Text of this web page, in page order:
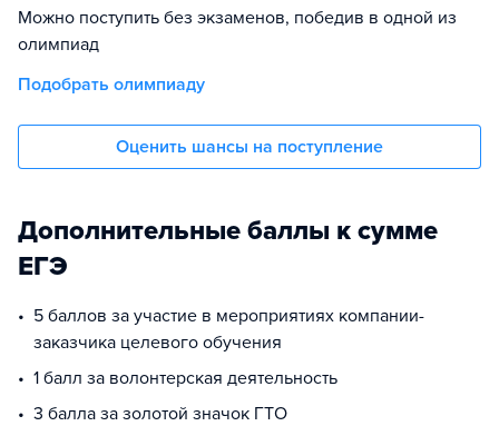
Можно поступить без экзаменов, победив в одной из
олимпиад
Подобрать олимпиаду
Оценить шансы на поступление
Дополнительные баллы к сумме
ЕГЭ
5 баллов за участие в мероприятиях компании-
заказчика целевого обучения
1 балл за волонтерская деятельность
3 балла за золотой значок ГТО